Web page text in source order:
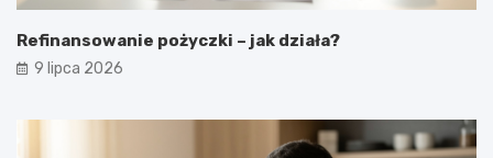
Refinansowanie pożyczki – jak działa?
9 lipca 2026